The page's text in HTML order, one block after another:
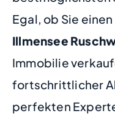
Egal, ob Sie
Illmensee
Immobilie
fortschrittlicher
perfekten